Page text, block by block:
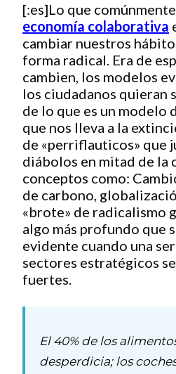
[:es]Lo que
economía colaborativa
cambiar nuestros
forma radical. Era de
cambien, los modelos
los ciudadanos quieran
de lo que es un modelo
que nos lleva a la
de «perriflauticos» que
diábolos en mitad de la
conceptos como:
de carbono,
«brote» de radicalismo
algo más profundo que
evidente cuando una
sectores estratégicos se
fuertes.
El 40% de los
desperdicia; los